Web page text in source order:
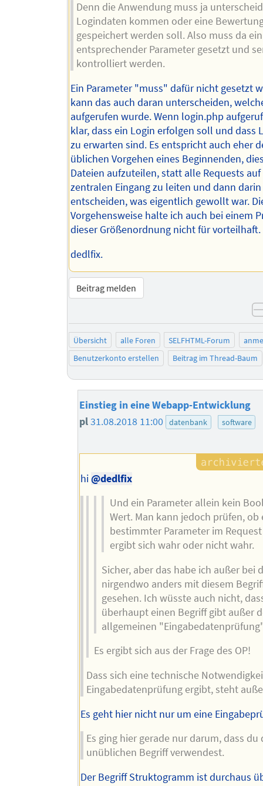
Denn die Anwendung muss ja
Logindaten kommen oder eine
gespeichert werden soll. Also muss da ein
entsprechender Parameter gesetzt und
kontrolliert werden.
Ein Parameter "muss" dafür nicht gesetzt
kann das auch daran unterscheiden,
aufgerufen wurde. Wenn login.php
klar, dass ein Login erfolgen soll und dass
zu erwarten sind. Es entspricht auch eher
üblichen Vorgehen eines Beginnenden,
Dateien aufzuteilen, statt alle Requests
zentralen Eingang zu leiten und dann
entscheiden, was eigentlich gewollt war.
Vorgehensweise halte ich auch bei einem
dieser Größenordnung nicht für vorteilhaft.
dedlfix.
Beitrag melden
Übersicht alle Foren SELFHTML-Forum
Benutzerkonto erstellen
Beitrag im Thread-Baum
Einstieg in eine Webapp-Entwicklung
pl31.08.2018 11:00 datenbank software
hi@dedlfix
Und ein Parameter allein kein
Wert. Man kann jedoch prüfen, ob
bestimmter Parameter im
ergibt sich wahr oder nicht wahr.
Sicher, aber das habe ich außer bei
nirgendwo anders mit diesem
gesehen. Ich wüsste auch nicht,
überhaupt einen Begriff gibt außer
allgemeinen
Es ergibt sich aus der Frage des OP!
Dass sich eine technische
Eingabedatenprüfung ergibt, steht
Es geht hier nicht nur um eine
Es ging hier gerade nur darum, dass du
unüblichen Begriff verwendest.
Der Begriff Struktogramm ist durchaus